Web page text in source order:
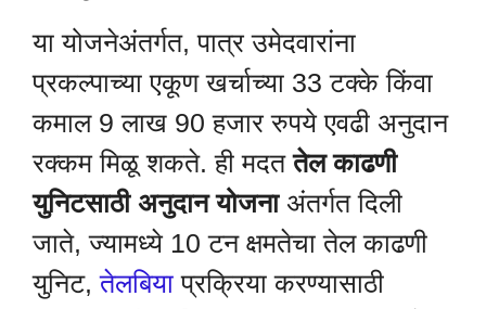
या योजनेअंतर्गत, पात्र उमेदवारांना
प्रकल्पाच्या एकूण खर्चाच्या 33 टक्के किंवा
कमाल 9 लाख 90 हजार रुपये एवढी अनुदान
रक्कम मिळू शकते. ही मदततेल काढणी
युनिटसाठी अनुदान योजनाअंतर्गत दिली
जाते, ज्यामध्ये 10 टन क्षमतेचा तेल काढणी
युनिट,तेलबियाप्रक्रिया करण्यासाठी